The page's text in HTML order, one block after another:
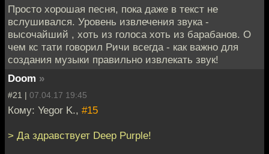
Просто хорошая песня, пока даже в текст не
вслушивался. Уровень извлечения звука -
высочайший , хоть из голоса хоть из барабанов. О
чем кс тати говорил Ричи всегда - как важно для
создания музыки правильно извлекать звук!
Doom »
#21 | 07.04.17 19:45
Кому: Yegor K., #15
> Да здравствует Deep Purple!